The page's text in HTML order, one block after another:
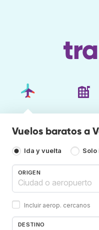
Vuelos baratos a
Ida y vuelta Solo
ORIGEN
Incluir aerop. cercanos
DESTINO